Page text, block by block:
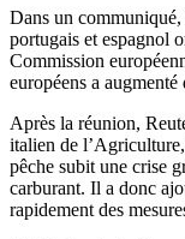
Dans un
portugais et espagnol
Commission
européens a
Après la réunion,
italien de
pêche subit une crise
carburant. Il a donc
rapidement des